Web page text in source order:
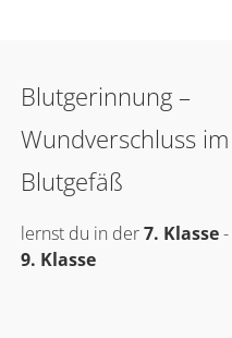
Blutgerinnung –
Wundverschluss im
Blutgefäß
lernst du in der7. Klasse-
9. Klasse